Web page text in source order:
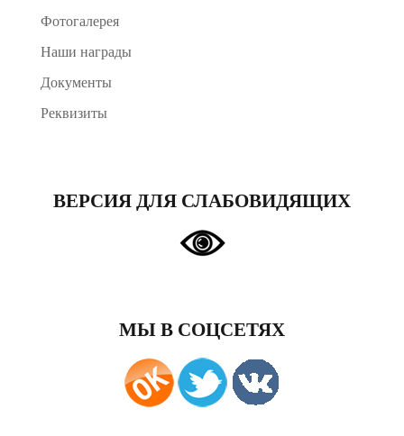
Фотогалерея
Наши награды
Документы
Реквизиты
ВЕРСИЯ ДЛЯ СЛАБОВИДЯЩИХ
МЫ В СОЦСЕТЯХ